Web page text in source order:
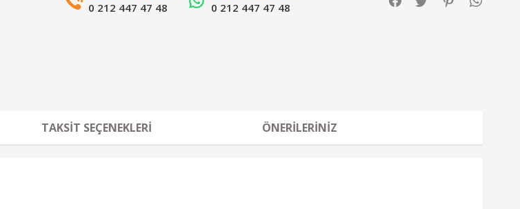
0 212 447 47 48 0 212 447 47 48
TAKSIT SEÇENEKLERI ÖNERILERINIZ